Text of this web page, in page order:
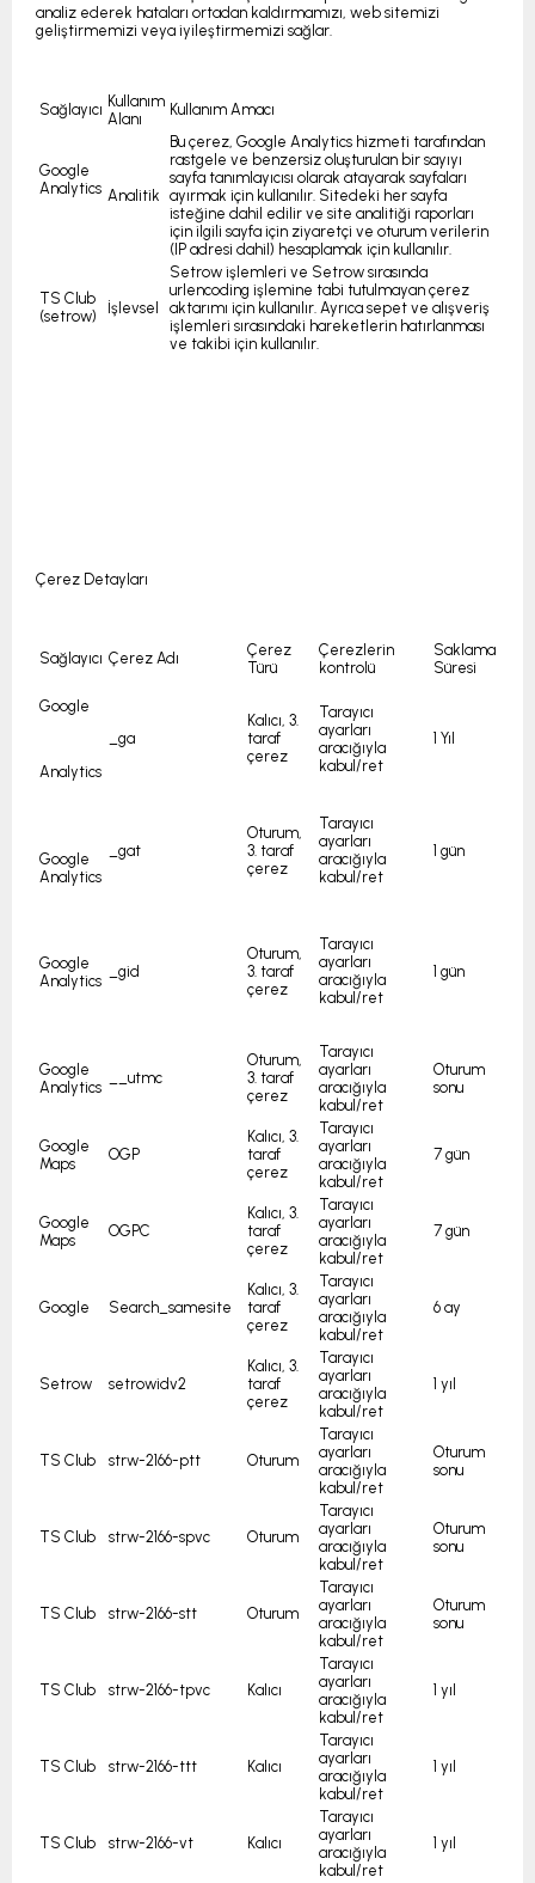
analiz ederek hataları ortadan kaldırmamızı, web sitemizi
geliştirmemizi veya iyileştirmemizi sağlar.
Sağlayıcı Kullanım
Alanı
Kullanım Amacı
Google
Analytics Analitik
Bu çerez, Google Analytics hizmeti tarafından
rastgele ve benzersiz oluşturulan bir sayıyı
sayfa tanımlayıcısı olarak atayarak sayfaları
ayırmak için kullanılır. Sitedeki her sayfa
isteğine dahil edilir ve site analitiği raporları
için ilgili sayfa için ziyaretçi ve oturum verilerin
(IP adresi dahil) hesaplamak için kullanılır.
TS Club
(setrow)
İşlevsel
Setrow işlemleri ve Setrow sırasında
urlencoding işlemine tabi tutulmayan çerez
aktarımı için kullanılır. Ayrıca sepet ve alışveriş
işlemleri sırasındaki hareketlerin hatırlanması
ve takibi için kullanılır.
Çerez Detayları
Sağlayıcı Çerez Adı
Çerez
Türü
Çerezlerin
kontrolü
Saklama
Süresi
Google
Analytics
_ga
Kalıcı, 3.
taraf
çerez
Tarayıcı
ayarları
aracığıyla
kabul/ret
1 Yıl
Google
Analytics
_gat
Oturum,
3. taraf
çerez
Tarayıcı
ayarları
aracığıyla
kabul/ret
1 gün
Google
Analytics
_gid
Oturum,
3. taraf
çerez
Tarayıcı
ayarları
aracığıyla
kabul/ret
1 gün
Google
Analytics
__utmc
Oturum,
3. taraf
çerez
Tarayıcı
ayarları
aracığıyla
kabul/ret
Oturum
sonu
Google
Maps
OGP
Kalıcı, 3.
taraf
çerez
Tarayıcı
ayarları
aracığıyla
kabul/ret
7 gün
Google
Maps
OGPC
Kalıcı, 3.
taraf
çerez
Tarayıcı
ayarları
aracığıyla
kabul/ret
7 gün
Google Search_samesite
Kalıcı, 3.
taraf
çerez
Tarayıcı
ayarları
aracığıyla
kabul/ret
6 ay
Setrow setrowidv2
Kalıcı, 3.
taraf
çerez
Tarayıcı
ayarları
aracığıyla
kabul/ret
1 yıl
TS Club strw-2166-ptt Oturum
Tarayıcı
ayarları
aracığıyla
kabul/ret
Oturum
sonu
TS Club strw-2166-spvc Oturum
Tarayıcı
ayarları
aracığıyla
kabul/ret
Oturum
sonu
TS Club strw-2166-stt Oturum
Tarayıcı
ayarları
aracığıyla
kabul/ret
Oturum
sonu
TS Club strw-2166-tpvc Kalıcı
Tarayıcı
ayarları
aracığıyla
kabul/ret
1 yıl
TS Club strw-2166-ttt Kalıcı
Tarayıcı
ayarları
aracığıyla
kabul/ret
1 yıl
TS Club strw-2166-vt Kalıcı
Tarayıcı
ayarları
aracığıyla
kabul/ret
1 yıl